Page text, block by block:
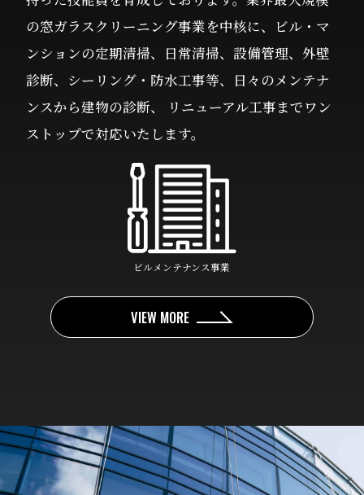
の窓ガラスクリーニング事業を中核に、ビル・マ
ンションの定期清掃、日常清掃、設備管理、外壁
診断、シーリング・防水工事等、日々のメンテナ
ンスから建物の診断、 リニューアル工事までワン
ストップで対応いたします。
ビルメンテナンス事業
VIEW MORE